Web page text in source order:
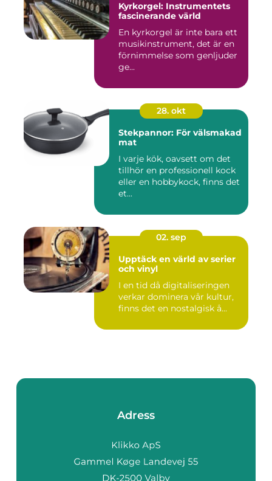
Kyrkorgel: Instrumentets
fascinerande värld
En kyrkorgel är inte bara ett
musikinstrument, det är en
förnimmelse som genljuder
ge...
28. okt
Stekpannor: För välsmakad
mat
I varje kök, oavsett om det
tillhör en professionell kock
eller en hobbykock, finns det
et...
02. sep
Upptäck en värld av serier
och vinyl
I en tid då digitaliseringen
verkar dominera vår kultur,
finns det en nostalgisk å...
Adress